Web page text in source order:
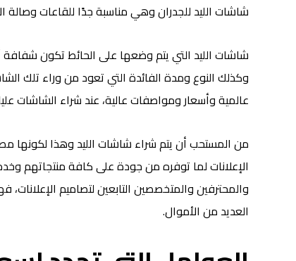
شاشات الليد للجدران وهي مناسبة جدًا للقاعات وصالة
شاشات الليد التي يتم وضعها على الحائط تكون
وكذلك النوع ومدة الفائدة التي تعود من وراء تلك
عالمية وأسعار ومواصفات عالية، عند شراء الشاشات
من المستحب أن يتم شراء شاشات الليد وهذا لكونها
الإعلانات لما توفره من جودة على كافة منتجاتهم
والمحترفين والمتخصصين التابعين لتصاميم
العديد من الأموال.